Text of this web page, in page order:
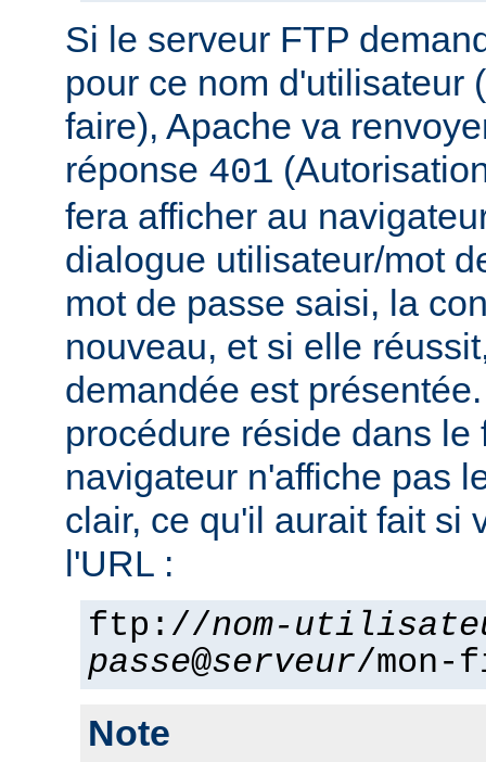
Si le serveur FTP
pour ce nom d'utilisateur
faire), Apache va
réponse 401
fera afficher au
dialogue utilisateur/mot
mot de passe saisi, la
nouveau, et si elle
demandée est
procédure réside dans le
navigateur n'affiche pas
clair, ce qu'il aurait fait si
l'URL :
ftp://nom-
passe@serveur/
Note